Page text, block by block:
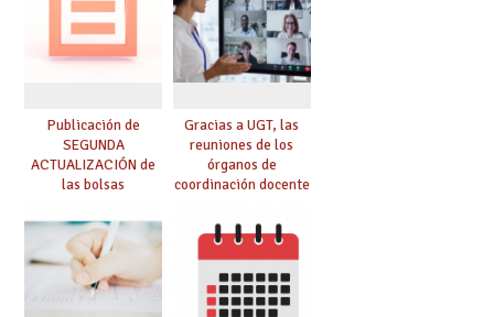
convoca acto público
de adjudicación
Publicación de
SEGUNDA
ACTUALIZACIÓN de
las bolsas
Cuerpo de Maestros
de especialidades
convocadas a
oposición
Gracias a UGT, las
reuniones de los
órganos de
coordinación docente
de manera
telemática, sin exigir
presencialidad en el
centro